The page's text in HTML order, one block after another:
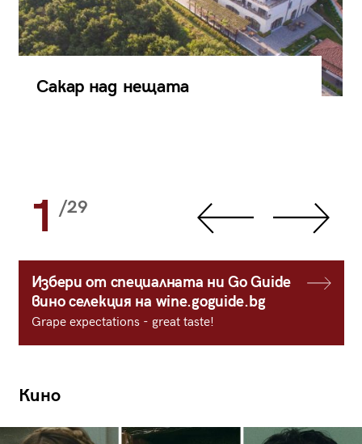
Сакар над нещата
1 /29
Избери от специалната ни Go Guide
вино селекция на wine.goguide.bg
Grape expectations - great taste!
Кино